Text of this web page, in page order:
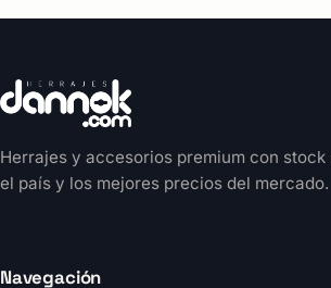
Herrajes y accesorios premium con
el país y los mejores precios del mercado.
Navegación